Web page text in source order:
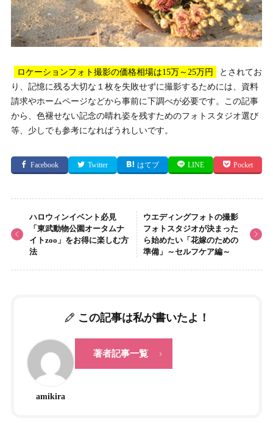
ロケーションフォト撮影の価格相場は15万～25万円
とされてお
り、記憶に残る大切な１枚を失敗せずに撮影するためには、資料
請求やホームページなどから事前に下調べが必要です。この記事
から、色褪せない記念の晴れ姿を残すためのフォトスタジオ選び
等、少しでも参考になればうれしいです。
Facebook Twitter はてブ LINE Pocket
ハロウィンイベント必見
「東武動物公園オータムナ
イトzoo」をお得に楽しむ方
法
ウエディングフォトの撮影
フォトスタジオが決まった
ら始めたい「花嫁のための
準備」～セルフケア編～
この記事は私が書いたよ！
amikira
著者記事一覧